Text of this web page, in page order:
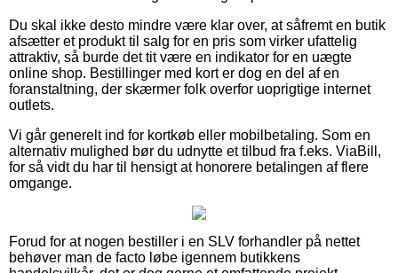
Du skal ikke desto mindre være klar over, at såfremt en butik
afsætter et produkt til salg for en pris som virker ufattelig
attraktiv, så burde det tit være en indikator for en uægte
online shop. Bestillinger med kort er dog en del af en
foranstaltning, der skærmer folk overfor uoprigtige internet
outlets.
Vi går generelt ind for kortkøb eller mobilbetaling. Som en
alternativ mulighed bør du udnytte et tilbud fra f.eks. ViaBill,
for så vidt du har til hensigt at honorere betalingen af flere
omgange.
Forud for at nogen bestiller i en SLV forhandler på nettet
behøver man de facto løbe igennem butikkens